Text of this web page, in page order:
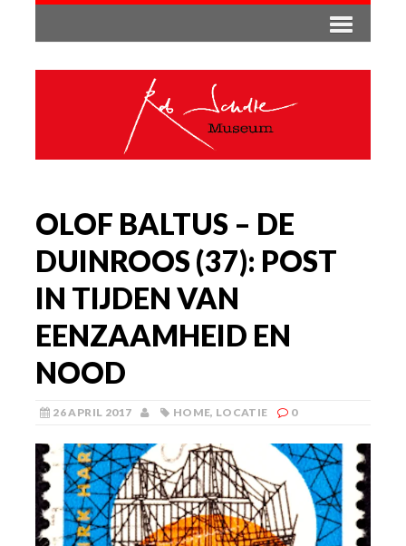
OLOF BALTUS – DE
DUINROOS (37): POST
IN TIJDEN VAN
EENZAAMHEID EN
NOOD
26 APRIL 2017 HOME, LOCATIE 0